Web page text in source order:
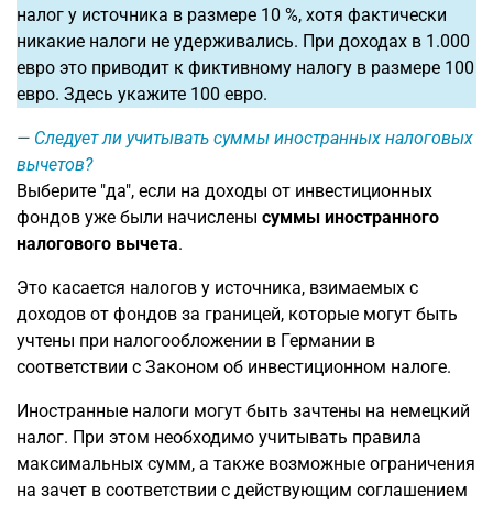
налог у источника в размере 10 %, хотя фактически
никакие налоги не удерживались. При доходах в 1.000
евро это приводит к фиктивному налогу в размере 100
евро. Здесь укажите 100 евро.
Следует ли учитывать суммы иностранных налоговых
вычетов?
Выберите "да", если на доходы от инвестиционных
фондов уже были начислены суммы иностранного
налогового вычета.
Это касается налогов у источника, взимаемых с
доходов от фондов за границей, которые могут быть
учтены при налогообложении в Германии в
соответствии с Законом об инвестиционном налоге.
Иностранные налоги могут быть зачтены на немецкий
налог. При этом необходимо учитывать правила
максимальных сумм, а также возможные ограничения
на зачет в соответствии с действующим соглашением